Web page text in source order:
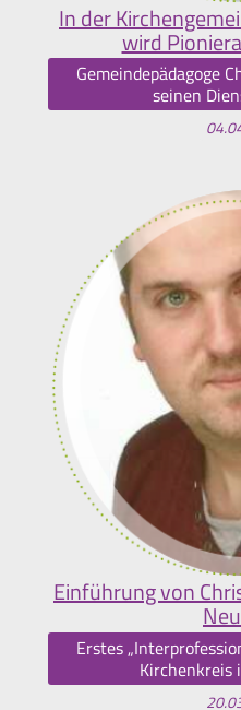
In der
wird
Gemeindepädagoge
seinen
Einführung von
Erstes